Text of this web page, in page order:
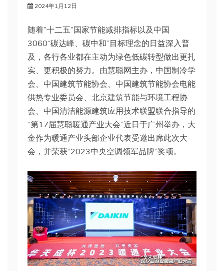
2024年1月12日
随着”十二五”国家节能减排指标以及中国
3060“碳达峰、碳中和”目标理念的日益深入普
及，各行各业都在主动为绿色低碳转型做出更扎
实、更积极的努力。由慧聪网主办，中国制冷学
会、中国建筑节能协会、中国建筑节能协会电能
供热专业委员会、北京建筑节能与环境工程协
会、中国清洁能源建筑应用技术联盟联合指导的
“第17届慧聪暖通产业大会”近日于广州举办，大
金作为暖通产业头部企业代表受邀出席此次大
会，并荣获“2023中央空调领军品牌”奖项。